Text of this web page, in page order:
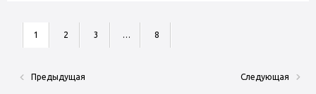
Предыдущая
1 2 3 … 8
Следующая